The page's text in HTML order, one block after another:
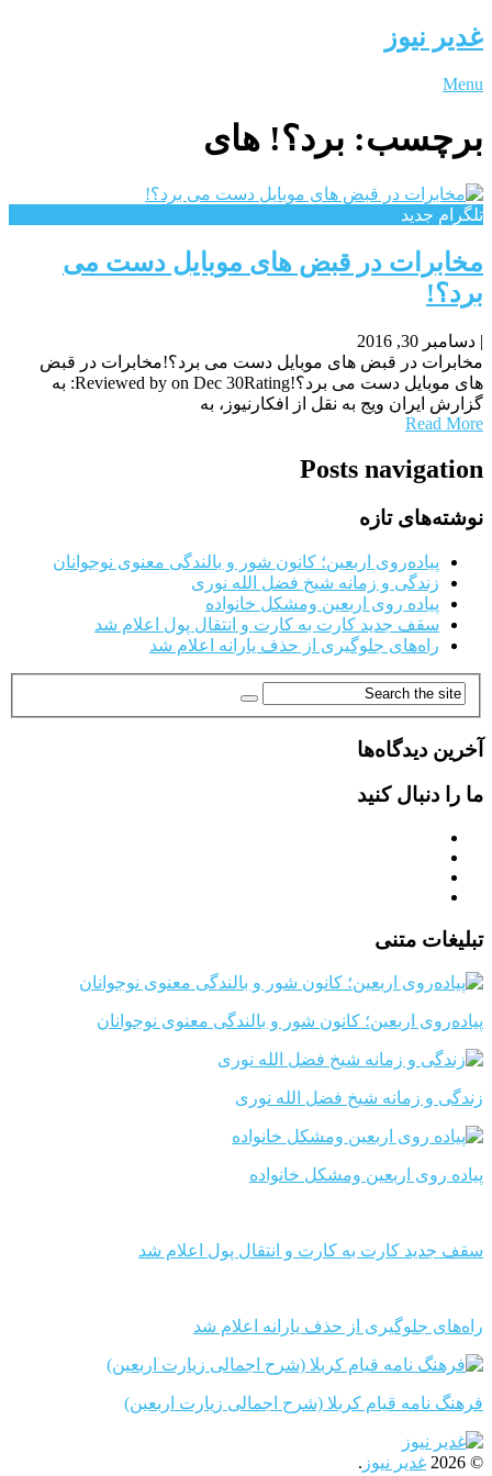
غدیر نیوز
Menu
برچسب: برد؟! های
تلگرام جدید
مخابرات در قبض های موبایل دست می
برد؟!
| دسامبر 30, 2016
مخابرات در قبض های موبایل دست می برد؟!مخابرات در قبض
های موبایل دست می برد؟!Reviewed by on Dec 30Rating: به
گزارش ایران ویج به نقل از افکارنیوز، به
Read More
Posts navigation
نوشته‌های تازه
پیاده‌روی اربعین؛ کانون شور و بالندگی معنوی نوجوانان
زندگی و زمانه شیخ فضل الله نوری
پیاده روی اربعین ومشکل خانواده
سقف جدید کارت به کارت و انتقال پول اعلام شد
راه‌های جلوگیری از حذف یارانه اعلام شد
آخرین دیدگاه‌ها
ما را دنبال کنید
تبلیغات متنی
پیاده‌روی اربعین؛ کانون شور و بالندگی معنوی نوجوانان
زندگی و زمانه شیخ فضل الله نوری
پیاده روی اربعین ومشکل خانواده
سقف جدید کارت به کارت و انتقال پول اعلام شد
راه‌های جلوگیری از حذف یارانه اعلام شد
فرهنگ نامه قیام کربلا (شرح اجمالی زیارت اربعین)
© 2026 غدیر نیوز .